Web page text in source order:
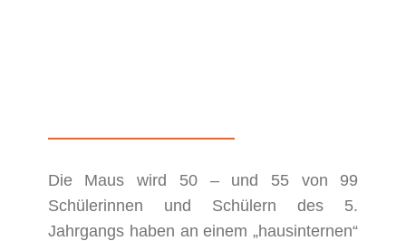
Die Maus wird 50 – und 55 von 99
Schülerinnen und Schülern des 5.
Jahrgangs haben an einem „hausinternen“